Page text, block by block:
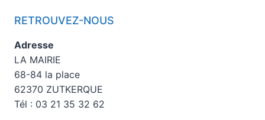
RETROUVEZ-NOUS
Adresse
LA MAIRIE
68-84 la place
62370 ZUTKERQUE
Tél : 03 21 35 32 62